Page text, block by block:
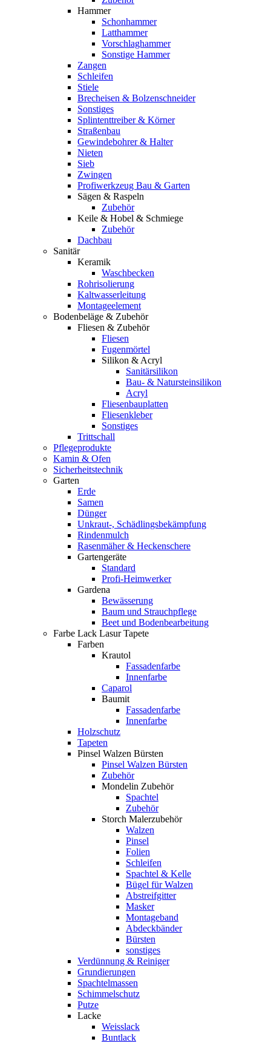
Hammer
Schonhammer
Latthammer
Vorschlaghammer
Sonstige Hammer
Zangen
Schleifen
Stiele
Brecheisen & Bolzenschneider
Sonstiges
Splintenttreiber & Körner
Straßenbau
Gewindebohrer & Halter
Nieten
Sieb
Zwingen
Profiwerkzeug Bau & Garten
Sägen & Raspeln
Zubehör
Keile & Hobel & Schmiege
Zubehör
Dachbau
Sanitär
Keramik
Waschbecken
Rohrisolierung
Kaltwasserleitung
Montageelement
Bodenbeläge & Zubehör
Fliesen & Zubehör
Fliesen
Fugenmörtel
Silikon & Acryl
Sanitärsilikon
Bau- & Natursteinsilikon
Acryl
Fliesenbauplatten
Fliesenkleber
Sonstiges
Trittschall
Pflegeprodukte
Kamin & Ofen
Sicherheitstechnik
Garten
Erde
Samen
Dünger
Unkraut-, Schädlingsbekämpfung
Rindenmulch
Rasenmäher & Heckenschere
Gartengeräte
Standard
Profi-Heimwerker
Gardena
Bewässerung
Baum und Strauchpflege
Beet und Bodenbearbeitung
Farbe Lack Lasur Tapete
Farben
Krautol
Fassadenfarbe
Innenfarbe
Caparol
Baumit
Fassadenfarbe
Innenfarbe
Holzschutz
Tapeten
Pinsel Walzen Bürsten
Pinsel Walzen Bürsten
Zubehör
Mondelin Zubehör
Spachtel
Zubehör
Storch Malerzubehör
Walzen
Pinsel
Folien
Schleifen
Spachtel & Kelle
Bügel für Walzen
Abstreifgitter
Masker
Montageband
Abdeckbänder
Bürsten
sonstiges
Verdünnung & Reiniger
Grundierungen
Spachtelmassen
Schimmelschutz
Putze
Lacke
Weisslack
Buntlack